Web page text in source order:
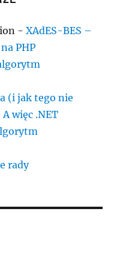
-XAdES-BES –
PHP
(i jak tego nie
A więc .NET
rady